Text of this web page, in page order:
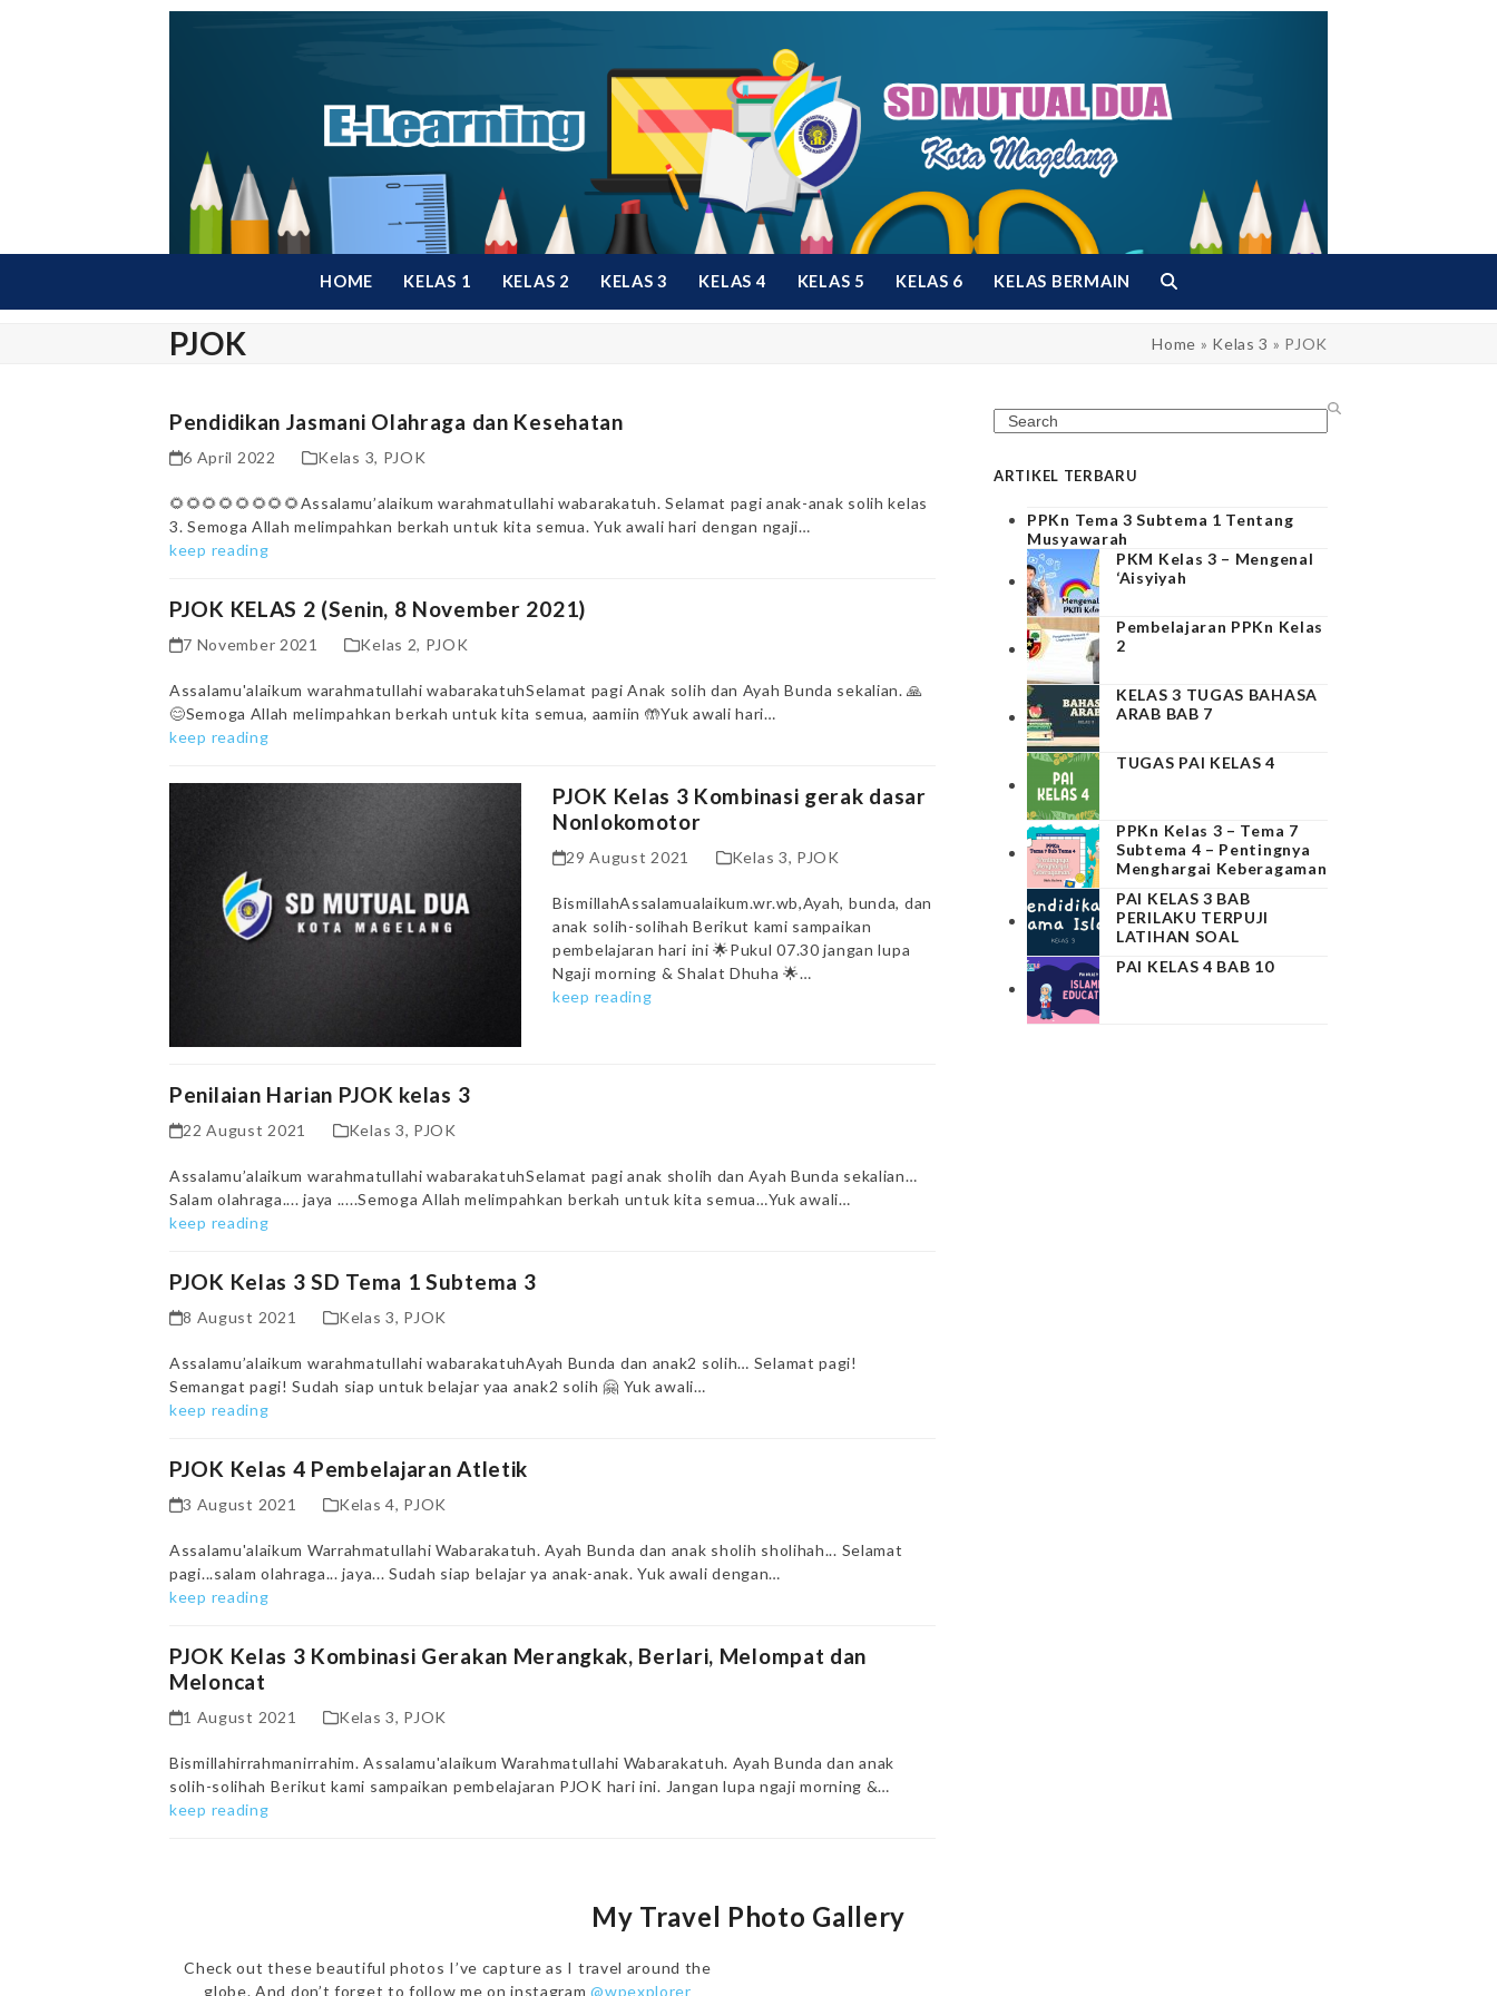
HOME KELAS 1 KELAS 2 KELAS 3 KELAS 4 KELAS 5 KELAS 6 KELAS BERMAIN
PJOK Home » Kelas 3 » PJOK
Pendidikan Jasmani Olahraga dan Kesehatan
6 April 2022 Kelas 3, PJOK
🌻🌻🌻🌻🌻🌻🌻🌻Assalamu’alaikum warahmatullahi wabarakatuh. Selamat pagi anak-anak solih kelas
3. Semoga Allah melimpahkan berkah untuk kita semua. Yuk awali hari dengan ngaji…
keep reading
PJOK KELAS 2 (Senin, 8 November 2021)
7 November 2021 Kelas 2, PJOK
Assalamu'alaikum warahmatullahi wabarakatuhSelamat pagi Anak solih dan Ayah Bunda sekalian. 🙏
😊Semoga Allah melimpahkan berkah untuk kita semua, aamiin 🤲Yuk awali hari…
keep reading
PJOK Kelas 3 Kombinasi gerak dasar
Nonlokomotor
29 August 2021 Kelas 3, PJOK
BismillahAssalamualaikum.wr.wb,Ayah, bunda, dan
anak solih-solihah Berikut kami sampaikan
pembelajaran hari ini 🌟Pukul 07.30 jangan lupa
Ngaji morning & Shalat Dhuha 🌟…
keep reading
Penilaian Harian PJOK kelas 3
22 August 2021 Kelas 3, PJOK
Assalamu’alaikum warahmatullahi wabarakatuhSelamat pagi anak sholih dan Ayah Bunda sekalian…
Salam olahraga.... jaya .....Semoga Allah melimpahkan berkah untuk kita semua…Yuk awali…
keep reading
PJOK Kelas 3 SD Tema 1 Subtema 3
8 August 2021 Kelas 3, PJOK
Assalamu’alaikum warahmatullahi wabarakatuhAyah Bunda dan anak2 solih… Selamat pagi!
Semangat pagi! Sudah siap untuk belajar yaa anak2 solih 🤗 Yuk awali…
keep reading
PJOK Kelas 4 Pembelajaran Atletik
3 August 2021 Kelas 4, PJOK
Assalamu'alaikum Warrahmatullahi Wabarakatuh. Ayah Bunda dan anak sholih sholihah... Selamat
pagi...salam olahraga... jaya... Sudah siap belajar ya anak-anak. Yuk awali dengan…
keep reading
PJOK Kelas 3 Kombinasi Gerakan Merangkak, Berlari, Melompat dan
Meloncat
1 August 2021 Kelas 3, PJOK
Bismillahirrahmanirrahim. Assalamu'alaikum Warahmatullahi Wabarakatuh. Ayah Bunda dan anak
solih-solihah Berikut kami sampaikan pembelajaran PJOK hari ini. Jangan lupa ngaji morning &…
keep reading
Search
ARTIKEL TERBARU
PPKn Tema 3 Subtema 1 Tentang
Musyawarah
PKM Kelas 3 – Mengenal
‘Aisyiyah
Pembelajaran PPKn Kelas
2
KELAS 3 TUGAS BAHASA
ARAB BAB 7
TUGAS PAI KELAS 4
PPKn Kelas 3 – Tema 7
Subtema 4 – Pentingnya
Menghargai Keberagaman
PAI KELAS 3 BAB
PERILAKU TERPUJI
LATIHAN SOAL
PAI KELAS 4 BAB 10
My Travel Photo Gallery
Check out these beautiful photos I’ve capture as I travel around the
globe. And don’t forget to follow me on instagram@wpexplorer